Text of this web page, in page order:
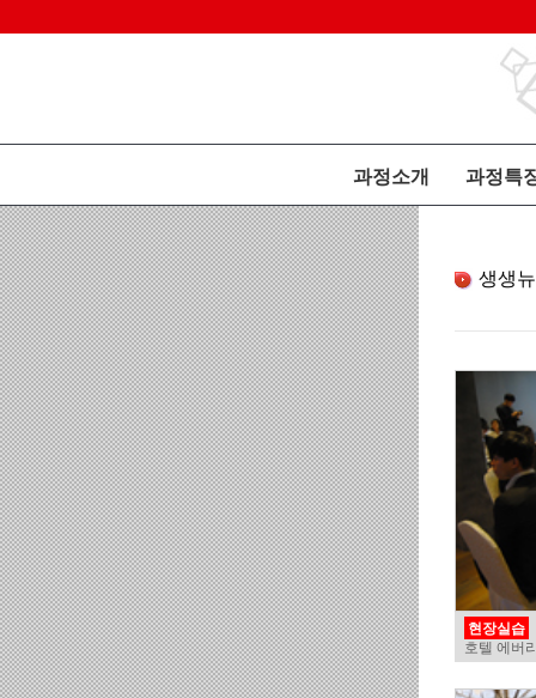
과정소개 과정특
생생
현장실습
호텔 에버